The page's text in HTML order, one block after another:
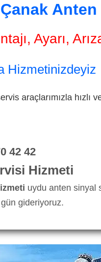
Ayarı,
Hizmetinizdeyiz
araçlarımızla hızlı
42 42
Hizmeti
uydu anten sinyal
gideriyoruz.